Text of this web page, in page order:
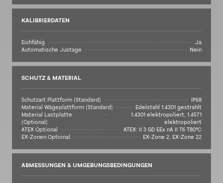
KALIBRIERDATEN
Eichfähig
Ja
Automatische Justage
Nein
SCHUTZ & MATERIAL
Schutzart Plattform (Standard)
IP68
Material Wägeplattform (Standard)
Edelstahl 1.4301 gestrahlt
Material Lastplatte
(Optional)
1.4301 elektropoliert, 1.4571
elektropoliert
ATEX Optional
ATEX: II 3 GD EEx nA II T6 T80°C
EX-Zonen Optional
EX-Zone 2, EX-Zone 22
ABMESSUNGEN & UMGEBUNGSBEDINGUNGEN